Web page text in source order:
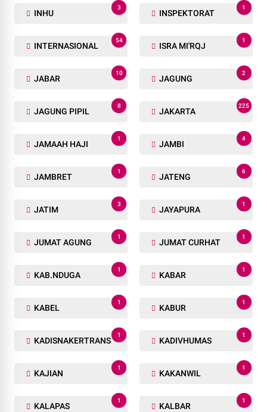
INHU
3
INSPEKTORAT
1
INTERNASIONAL
54
ISRA MI'RQJ
1
JABAR
10
JAGUNG
2
JAGUNG PIPIL
8
JAKARTA
225
JAMAAH HAJI
1
JAMBI
4
JAMBRET
1
JATENG
6
JATIM
3
JAYAPURA
1
JUMAT AGUNG
1
JUMAT CURHAT
1
KAB.NDUGA
1
KABAR
1
KABEL
1
KABUR
1
KADISNAKERTRANS
1
KADIVHUMAS
1
KAJIAN
1
KAKANWIL
1
KALAPAS
1
KALBAR
1